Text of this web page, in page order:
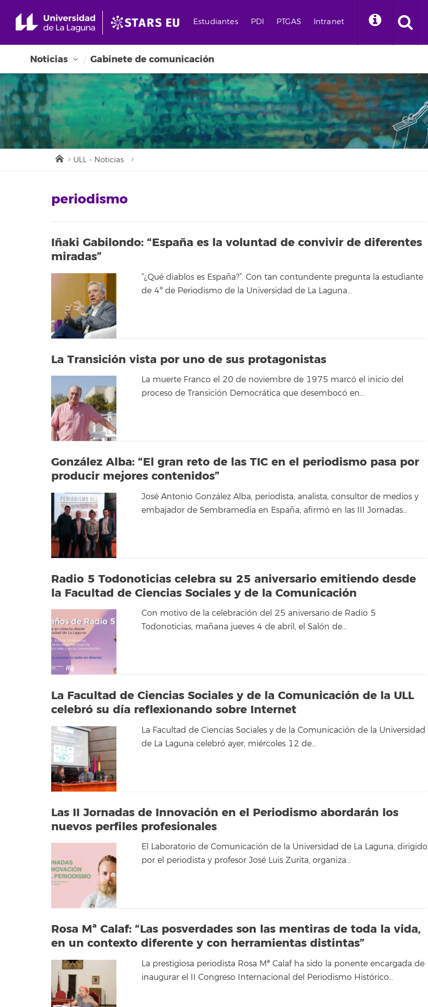
Estudiantes PDI PTGAS Intranet
Noticias Gabinete de comunicación
ULL - Noticias
periodismo
Iñaki Gabilondo: “España es la voluntad de convivir de diferentes
miradas”
“¿Qué diablos es España?”. Con tan contundente pregunta la estudiante
de 4º de Periodismo de la Universidad de La Laguna…
La Transición vista por uno de sus protagonistas
La muerte Franco el 20 de noviembre de 1975 marcó el inicio del
proceso de Transición Democrática que desembocó en…
González Alba: “El gran reto de las TIC en el periodismo pasa por
producir mejores contenidos”
José Antonio González Alba, periodista, analista, consultor de medios y
embajador de Sembramedia en España, afirmó en las III Jornadas…
Radio 5 Todonoticias celebra su 25 aniversario emitiendo desde
la Facultad de Ciencias Sociales y de la Comunicación
Con motivo de la celebración del 25 aniversario de Radio 5
Todonoticias, mañana jueves 4 de abril, el Salón de…
La Facultad de Ciencias Sociales y de la Comunicación de la ULL
celebró su día reflexionando sobre Internet
La Facultad de Ciencias Sociales y de la Comunicación de la Universidad
de La Laguna celebró ayer, miércoles 12 de…
Las II Jornadas de Innovación en el Periodismo abordarán los
nuevos perfiles profesionales
El Laboratorio de Comunicación de la Universidad de La Laguna, dirigido
por el periodista y profesor José Luis Zurita, organiza…
Rosa Mª Calaf: “Las posverdades son las mentiras de toda la vida,
en un contexto diferente y con herramientas distintas”
La prestigiosa periodista Rosa Mª Calaf ha sido la ponente encargada de
inaugurar el II Congreso Internacional del Periodismo Histórico…